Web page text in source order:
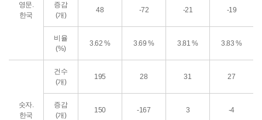
영문.
한국
증감
(개)
48 -72 -21 -19
비율
(%)
3.62 % 3.69 % 3.81 % 3.83 %
숫자.
한국
건수
(개)
195 28 31 27
증감
(개)
150 -167 3 -4